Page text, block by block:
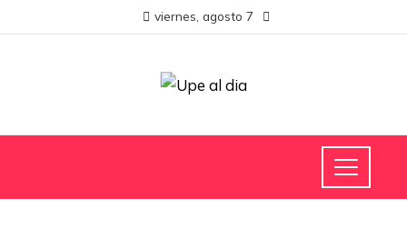
viernes, agosto 7